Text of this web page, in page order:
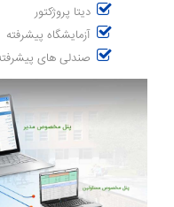
دیتا پروژکتور
آزمایشگاه پیشرفته
صندلی های